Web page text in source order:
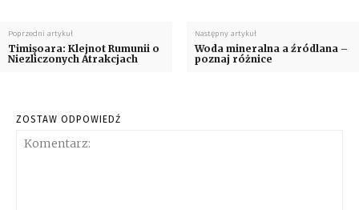
Poprzedni artykuł
Timişoara: Klejnot Rumunii o
Niezliczonych Atrakcjach
Następny artykuł
Woda mineralna a źródlana –
poznaj różnice
ZOSTAW ODPOWIEDŹ